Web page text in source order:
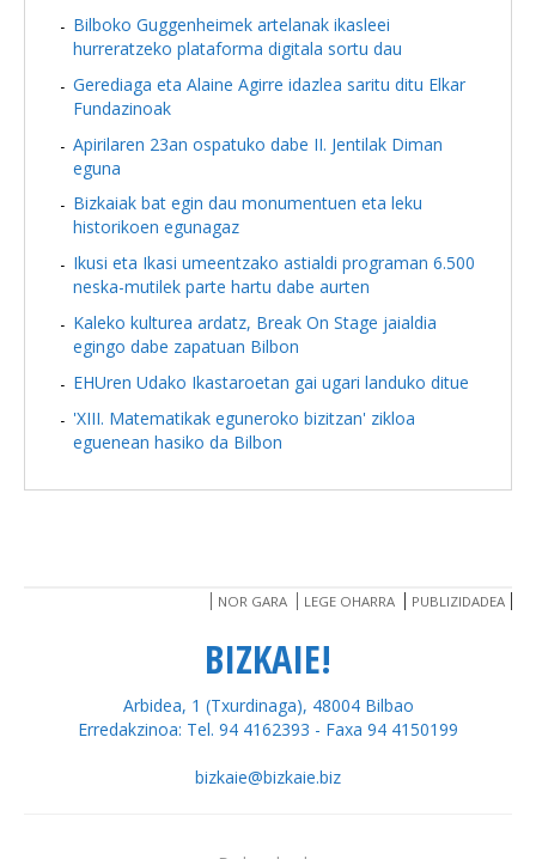
Bilboko Guggenheimek artelanak ikasleei
hurreratzeko plataforma digitala sortu dau
Gerediaga eta Alaine Agirre idazlea saritu ditu Elkar
Fundazinoak
Apirilaren 23an ospatuko dabe II. Jentilak Diman
eguna
Bizkaiak bat egin dau monumentuen eta leku
historikoen egunagaz
Ikusi eta Ikasi umeentzako astialdi programan 6.500
neska-mutilek parte hartu dabe aurten
Kaleko kulturea ardatz, Break On Stage jaialdia
egingo dabe zapatuan Bilbon
EHUren Udako Ikastaroetan gai ugari landuko ditue
'XIII. Matematikak eguneroko bizitzan' zikloa
eguenean hasiko da Bilbon
NOR GARA LEGE OHARRA PUBLIZIDADEA
BIZKAIE!
Arbidea, 1 (Txurdinaga), 48004 Bilbao
Erredakzinoa: Tel. 94 4162393 - Faxa 94 4150199
bizkaie@bizkaie.biz